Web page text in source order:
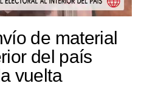
de material
del país
vuelta